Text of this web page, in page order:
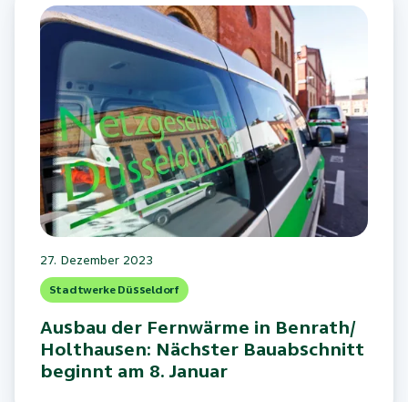
27. Dezember 2023
Stadtwerke Düsseldorf
Ausbau der Fernwärme in Benrath/
Holthausen: Nächster Bauabschnitt
beginnt am 8. Januar